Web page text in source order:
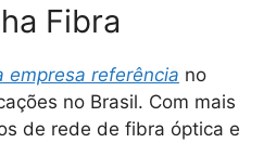
Fibra
empresa referência no
no Brasil. Com mais
de rede de fibra óptica e